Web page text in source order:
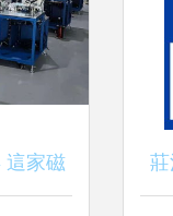
這家磁